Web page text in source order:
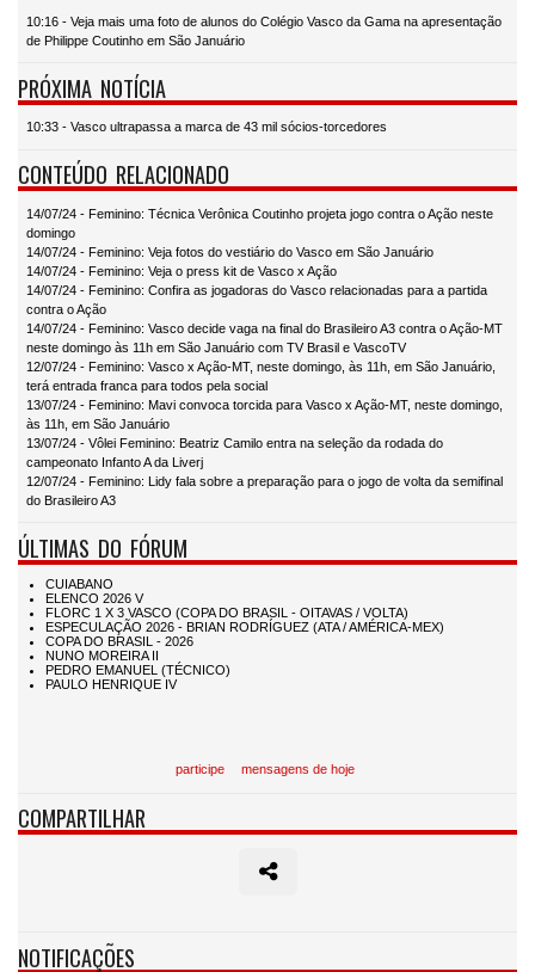
10:16 - Veja mais uma foto de alunos do Colégio Vasco da Gama na apresentação
de Philippe Coutinho em São Januário
PRÓXIMA NOTÍCIA
10:33 - Vasco ultrapassa a marca de 43 mil sócios-torcedores
CONTEÚDO RELACIONADO
14/07/24 - Feminino: Técnica Verônica Coutinho projeta jogo contra o Ação neste
domingo
14/07/24 - Feminino: Veja fotos do vestiário do Vasco em São Januário
14/07/24 - Feminino: Veja o press kit de Vasco x Ação
14/07/24 - Feminino: Confira as jogadoras do Vasco relacionadas para a partida
contra o Ação
14/07/24 - Feminino: Vasco decide vaga na final do Brasileiro A3 contra o Ação-MT
neste domingo às 11h em São Januário com TV Brasil e VascoTV
12/07/24 - Feminino: Vasco x Ação-MT, neste domingo, às 11h, em São Januário,
terá entrada franca para todos pela social
13/07/24 - Feminino: Mavi convoca torcida para Vasco x Ação-MT, neste domingo,
às 11h, em São Januário
13/07/24 - Vôlei Feminino: Beatriz Camilo entra na seleção da rodada do
campeonato Infanto A da Liverj
12/07/24 - Feminino: Lidy fala sobre a preparação para o jogo de volta da semifinal
do Brasileiro A3
ÚLTIMAS DO FÓRUM
participe mensagens de hoje
COMPARTILHAR
NOTIFICAÇÕES